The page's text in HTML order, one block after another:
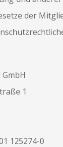
der
1
125274-0